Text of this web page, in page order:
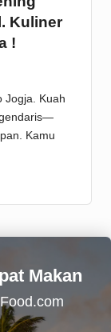
Kuliner
!
Jogja. Kuah
Kamu
Makan